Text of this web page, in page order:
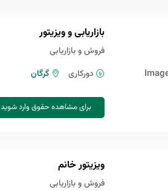
بازاریابی و ویزیتور
فروش و بازاریابی
دورکاری
گرگان
برای مشاهده حقوق وارد شوید
ویزیتور خانم
فروش و بازاریابی